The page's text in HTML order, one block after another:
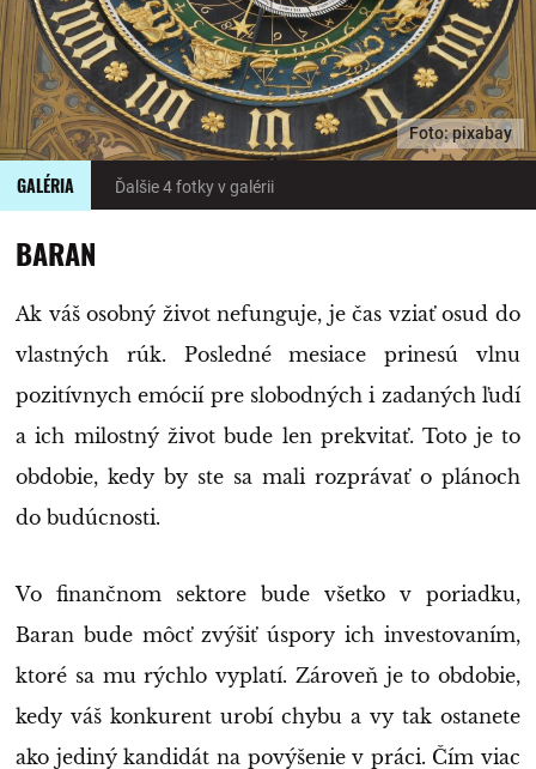
GALÉRIA Ďalšie 4 fotky v galérii
Foto: pixabay
BARAN
Ak váš osobný život nefunguje, je čas vziať osud do
vlastných rúk. Posledné mesiace prinesú vlnu
pozitívnych emócií pre slobodných i zadaných ľudí
a ich milostný život bude len prekvitať. Toto je to
obdobie, kedy by ste sa mali rozprávať o plánoch
do budúcnosti.
Vo finančnom sektore bude všetko v poriadku,
Baran bude môcť zvýšiť úspory ich investovaním,
ktoré sa mu rýchlo vyplatí. Zároveň je to obdobie,
kedy váš konkurent urobí chybu a vy tak ostanete
ako jediný kandidát na povýšenie v práci. Čím viac